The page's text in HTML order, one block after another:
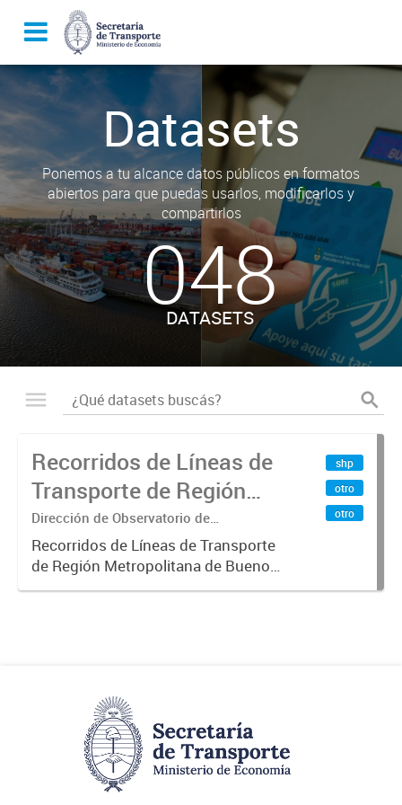
Datasets
Ponemos a tu alcance datos públicos en formatos
abiertos para que puedas usarlos, modificarlos y
compartirlos
048
DATASETS
Recorridos de Líneas de
Transporte de Región
Metropolitana de
Buenos Aires (RMBA)
Dirección de Observatorio de
Transporte, Estudio y Sistemas
Recorridos de Líneas de Transporte
de Región Metropolitana de Buenos
Aires (RMBA).-
shp
otro
otro